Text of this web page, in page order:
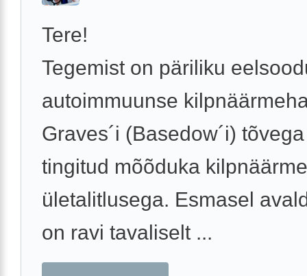
Tere!
Tegemist on päriliku
autoimmuunse
Graves´i (Basedow´i)
tingitud mõõduka kilpnäärme
ületalitlusega. Esmasel
on ravi tavaliselt ...